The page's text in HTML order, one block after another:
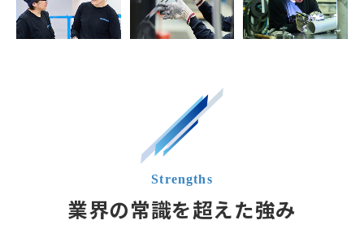
業界の常識を超えた強み